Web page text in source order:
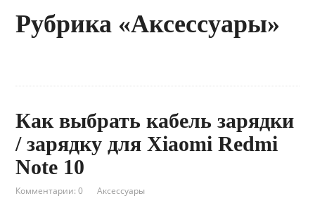
Рубрика «Аксессуары»
Как выбрать кабель зарядки
/ зарядку для Xiaomi Redmi
Note 10
Комментарии: 0 Аксессуары